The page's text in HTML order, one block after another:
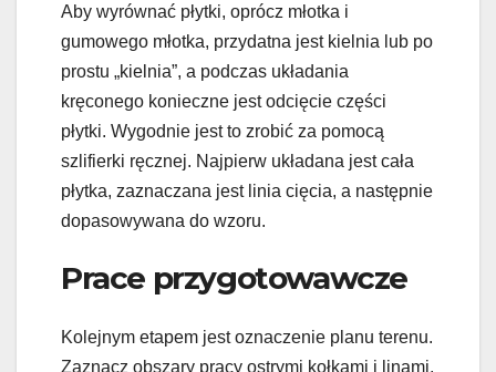
Aby wyrównać płytki, oprócz młotka i
gumowego młotka, przydatna jest kielnia lub po
prostu „kielnia”, a podczas układania
kręconego konieczne jest odcięcie części
płytki. Wygodnie jest to zrobić za pomocą
szlifierki ręcznej. Najpierw układana jest cała
płytka, zaznaczana jest linia cięcia, a następnie
dopasowywana do wzoru.
Prace przygotowawcze
Kolejnym etapem jest oznaczenie planu terenu.
Zaznacz obszary pracy ostrymi kołkami i linami,